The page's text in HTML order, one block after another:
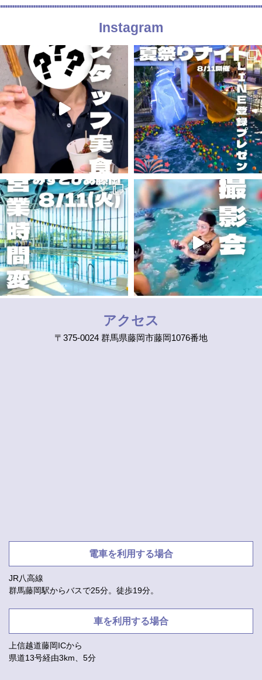
Instagram
アクセス
〒375-0024 群馬県藤岡市藤岡1076番地
電車を利用する場合
JR八高線
群馬藤岡駅からバスで25分。徒歩19分。
車を利用する場合
上信越道藤岡ICから
県道13号経由3km、5分